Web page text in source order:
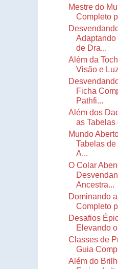
Mestre do
Completo
Adaptando
de Dra...
Além da
Visão e
Ficha
Pathfi...
Além dos
as Tabelas
Mundo
Tabelas
A...
O Colar
Ancestra...
Dominando
Completo
Desafios
Elevando
Classes de
Guia
Além do